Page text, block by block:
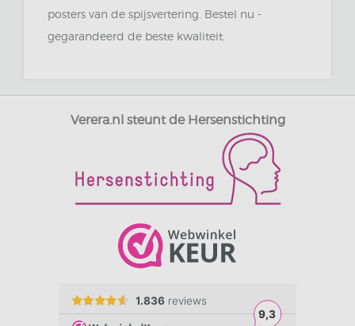
posters van de spijsvertering. Bestel nu -
gegarandeerd de beste kwaliteit.
Verera.nl steunt de Hersenstichting